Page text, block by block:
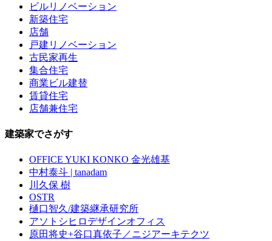
ビルリノベーション
新築住宅
店舗
戸建リノベーション
古民家再生
集合住宅
商業ビル建替
賃貸住宅
店舗兼住宅
建築家でさがす
OFFICE YUKI KONKO 金光雄基
中村泰斗 | tanadam
川久保 樹
OSTR
樋口智久/建築継承研究所
アソトシヒロデザインオフィス
原田将史+谷口真依子／ニジアーキテクツ